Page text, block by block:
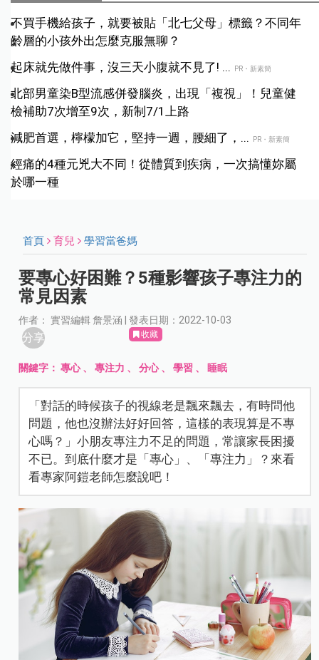
不買手機給孩子，就要被貼「北七父母」標籤？不同年
齡層的小孩外出怎麼克服無聊？
起床就先做件事，沒三天小腹就不見了! ...
PR・新素簡
北部男童染B型流感併發腦炎，出現「複視」！兒童健
檢補助7次增至9次，新制7/1上路
減肥首選，檸檬加它，堅持一週，腰細了，...
PR・新素簡
經痛的4種元兇大不同！從體質到疾病，一次搞懂妳屬
於哪一種
首頁 育兒 學習當爸媽
要專心好困難？5種影響孩子專注力的
常見因素
作者： 實習編輯 詹景涵 | 發表日期：2022-10-03
分享 收藏
關鍵字：專心、專注力 、分心、學習 、 睡眠
「對話的時候孩子的視線老是飄來飄去，有時問他
問題，他也沒辦法好好回答，這樣的表現算是不專
心嗎？」小朋友專注力不足的問題，常讓家長困擾
不已。到底什麼才是「專心」、「專注力」？來看
看專家阿鎧老師怎麼說吧！